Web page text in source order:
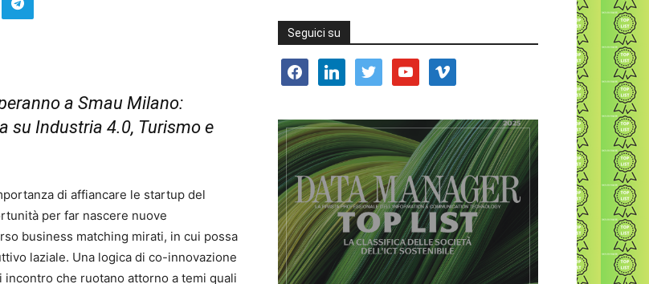
a Smau Milano:
su Industria 4.0, Turismo e
di affiancare le startup del
per far nascere nuove
business matching mirati, in cui possa
laziale. Una logica di co-innovazione
che ruotano attorno a temi quali
Seguici su
facebooklinkedin twitter youtube vimeo